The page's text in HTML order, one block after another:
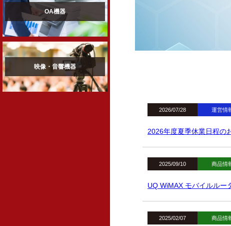
OA機器
映像・音響機器
2026/07/28 運営情
2026年度夏季休業日程の
2025/09/10 商品情
UQ WiMAX モバイルルー
2025/02/07 商品情